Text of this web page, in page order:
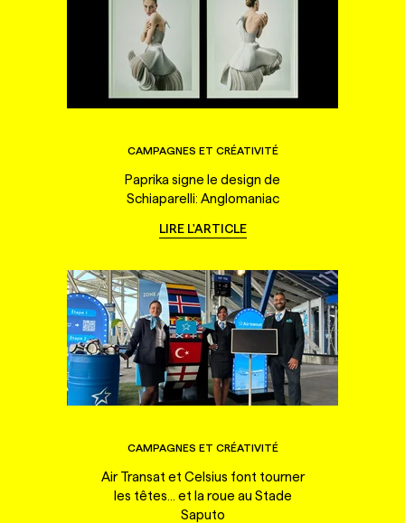
CAMPAGNES ET CRÉATIVITÉ
Paprika signe le design de
Schiaparelli: Anglomaniac
LIRE L'ARTICLE
CAMPAGNES ET CRÉATIVITÉ
Air Transat et Celsius font tourner
les têtes... et la roue au Stade
Saputo